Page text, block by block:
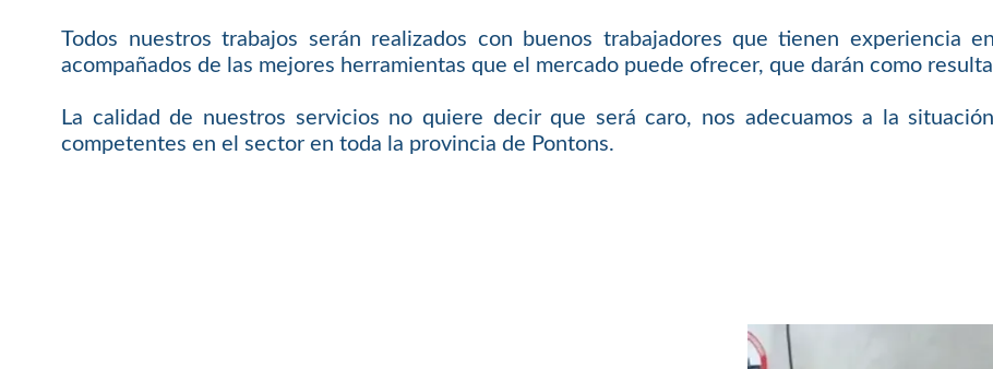
Todos nuestros trabajos serán realizados con buenos trabajadores que tienen experiencia
acompañados de las mejores herramientas que el mercado puede ofrecer, que darán como
La calidad de nuestros servicios no quiere decir que será caro, nos adecuamos a la
competentes en el sector en toda la provincia de Pontons.